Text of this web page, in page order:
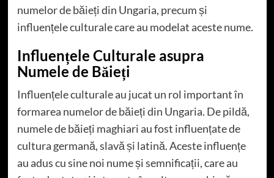
numelor de băieți din Ungaria, precum și
influențele culturale care au modelat aceste nume.
Influențele Culturale asupra
Numele de Băieți
Influențele culturale au jucat un rol important în
formarea numelor de băieți din Ungaria. De pildă,
numele de băieți maghiari au fost influențate de
cultura germană, slavă și latină. Aceste influențe
au adus cu sine noi nume și semnificații, care au